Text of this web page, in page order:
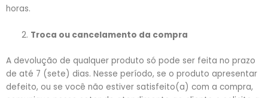
horas.
Troca ou cancelamento da compra
A devolução de qualquer produto só pode ser feita no prazo
de até 7 (sete) dias. Nesse período, se o produto apresentar
defeito, ou se você não estiver satisfeito(a) com a compra,